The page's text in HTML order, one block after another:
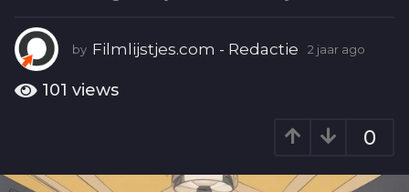
a
a
r
by Filmlijstjes.com - Redactie 2 jaar ago
a
101 views
0